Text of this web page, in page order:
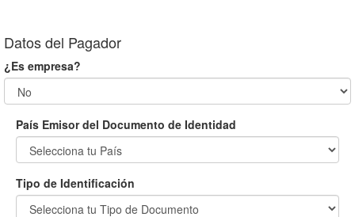
Datos del Pagador
¿Es empresa?
País Emisor del Documento de Identidad
Tipo de Identificación